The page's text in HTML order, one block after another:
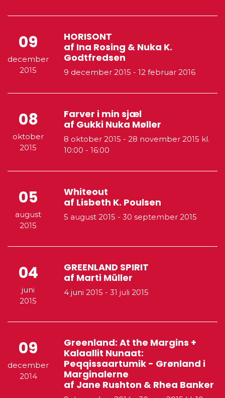
09
december
2015
HORISONT
af Ina Rosing & Nuka K.
Godtfredsen
9 december 2015 - 12 februar 2016
08
oktober
2015
Farver i min sjæl
af Gukki Nuka Møller
8 oktober 2015 - 28 november 2015 kl.
10:00 - 16:00
05
august
2015
Whiteout
af Lisbeth K. Poulsen
5 august 2015 - 30 september 2015
04
juni
2015
GREENLAND SPIRIT
af Marti Müller
4 juni 2015 - 31 juli 2015
09
december
2014
Greenland: At the Margins +
Kalaallit Nunaat:
Peqqissaartumik - Grønland i
Marginalerne
af Jane Rushton & Rhea Banker